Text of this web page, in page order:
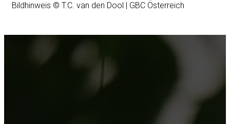
Bildhinweis © T.C. van den Dool | GBC Österreich